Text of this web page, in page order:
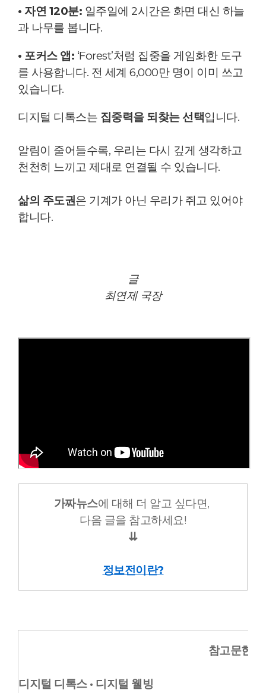
• 자연 120분: 일주일에 2시간은 화면 대신 하늘
과 나무를 봅니다.
• 포커스 앱: ‘Forest’처럼 집중을 게임화한 도구
를 사용합니다. 전 세계 6,000만 명이 이미 쓰고
있습니다.
디지털 디톡스는 집중력을 되찾는 선택입니다.
알림이 줄어들수록, 우리는 다시 깊게 생각하고
천천히 느끼고 제대로 연결될 수 있습니다.
삶의 주도권은 기계가 아닌 우리가 쥐고 있어야
합니다.
글
최연제 국장
가짜뉴스에 대해 더 알고 싶다면,
다음 글을 참고하세요!
⇊
정보전이란?
참고문헌
디지털 디톡스 · 디지털 웰빙